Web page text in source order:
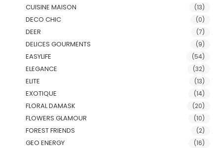
CUISINE MAISON (13)
DECO CHIC (0)
DEER (7)
DELICES GOURMENTS (9)
EASYLIFE (54)
ELEGANCE (32)
ELITE (13)
EXOTIQUE (14)
FLORAL DAMASK (20)
FLOWERS GLAMOUR (10)
FOREST FRIENDS (2)
GEO ENERGY (16)